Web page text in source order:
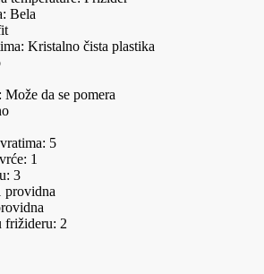
Bela
Kristalno čista plastika
Može da se pomera
5
1
3
providna
frižideru: 2